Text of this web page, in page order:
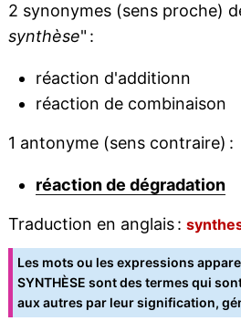
2 synonymes (sens proche)
synthèse" :
réaction d'additionn
réaction de combinaison
1 antonyme (sens contraire) :
réaction de dégradation
Traduction en anglais :
Les mots ou les expressions
SYNTHÈSE sont des termes qui
aux autres par leur signification,